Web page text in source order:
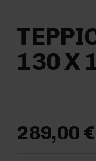
130 X
289,00 €